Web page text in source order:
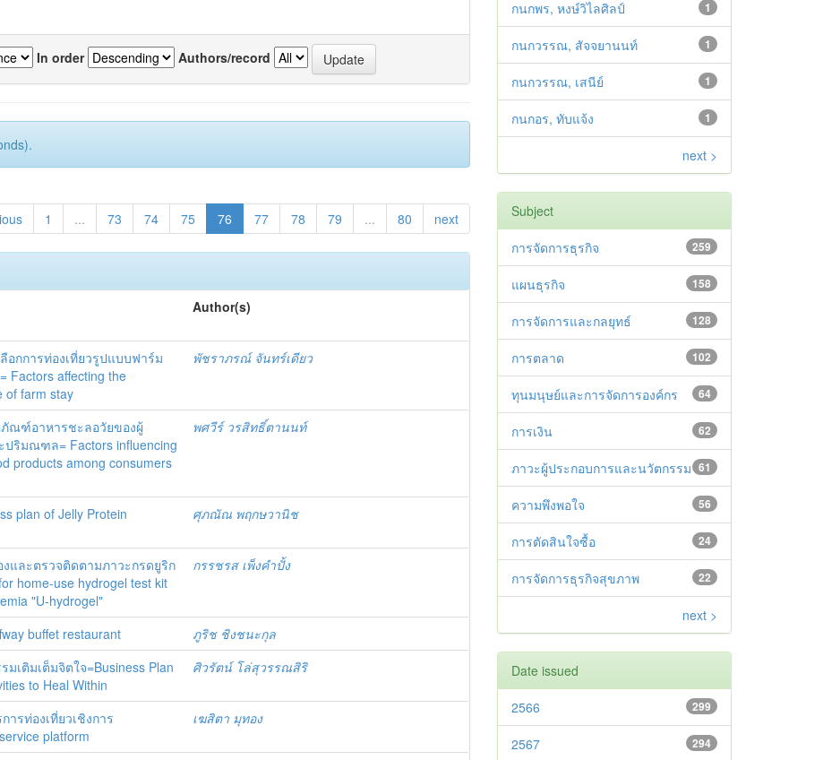
In order Authors/record
1 ... 73 74 75 76 77 78 79 ... 80 next
Author(s)
อกการท่องเที่ยวรูปแบบฟาร์ม
affecting the
of farm stay
พัชราภรณ์ จันทร์เดียว
ณฑ์อาหารชะลอวัยของผู้
ริมณฑล= Factors influencing
products among consumers
พศวีร์ วรสิทธิ์ตานนท์
plan of Jelly Protein
ศุภณัณ พฤกษวานิช
และตรวจติดตามภาวะกรดยูริก
home-use hydrogel test kit
"U-hydrogel"
กรรชรส เพ็งคำปั้ง
buffet restaurant
ภูริช ชิงชนะกุล
เติมเต็มจิตใจ=Business Plan
to Heal Within
ศิวรัตน์ โล่สุวรรณสิริ
ารท่องเที่ยวเชิงการ
platform
เฆสิตา มุทอง
1
กนกพร, หงษ์วิไลศิลป์
1
กนกวรรณ, สัจจยานนท์
1
กนกวรรณ, เสนีย์
1
กนกอร, ทับแจ้ง
next >
Subject
259
การจัดการธุรกิจ
158
แผนธุรกิจ
128
การจัดการและกลยุทธ์
102
การตลาด
64
ทุนมนุษย์และการจัดการองค์กร
62
การเงิน
61
ภาวะผู้ประกอบการและนวัตกรรม
56
ความพึงพอใจ
24
การตัดสินใจซื้อ
22
การจัดการธุรกิจสุขภาพ
next >
Date issued
299
2566
294
2567